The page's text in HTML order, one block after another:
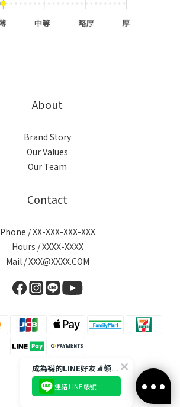
About
Brand Story
Our Values
Our Team
Contact
Phone / XX-XXX-XXX-XXX
Hours / XXXX-XXXX
Mail / XXX@XXXX.COM
成為襪的LINE好友🧦領取$50折扣碼
連結 LINE 帳號